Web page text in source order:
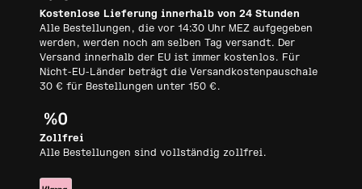
Kostenlose Lieferung innerhalb von 24 Stunden
Alle Bestellungen, die vor 14:30 Uhr MEZ aufgegeben
werden, werden noch am selben Tag versandt. Der
Versand innerhalb der EU ist immer kostenlos. Für
Nicht-EU-Länder beträgt die Versandkostenpauschale
30 € für Bestellungen unter 150 €.
Zollfrei
Alle Bestellungen sind vollständig zollfrei.